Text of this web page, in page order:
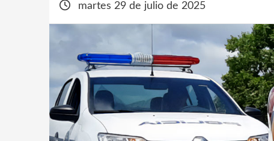
martes 29 de julio de 2025